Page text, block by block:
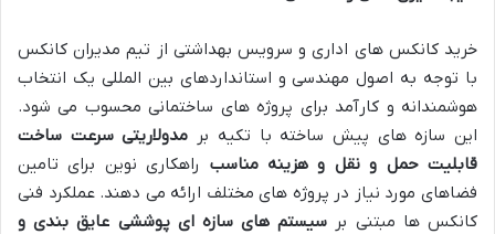
خرید کانکس های اداری و سرویس بهداشتی از تیم مدیران کانکس
با توجه به اصول مهندسی و استانداردهای بین المللی یک انتخاب
هوشمندانه و کارآمد برای پروژه های ساختمانی محسوب می شود.
این سازه های پیش ساخته با تکیه بر مدولاریتی سرعت ساخت
قابلیت حمل و نقل و هزینه مناسب راهکاری نوین برای تامین
فضاهای مورد نیاز در پروژه های مختلف ارائه می دهند. عملکرد فنی
کانکس ها مبتنی بر سیستم های سازه ای پوششی عایق بندی و